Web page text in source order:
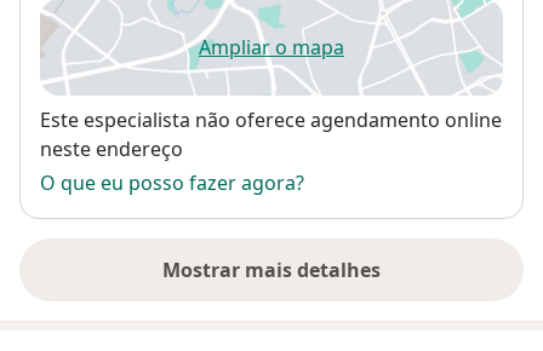
Ampliar o mapaabre num novo separador
Disponibilidade
Este especialista não oferece agendamento online
neste endereço
O que eu posso fazer agora?
Mostrar mais detalhes
sobre o endereço